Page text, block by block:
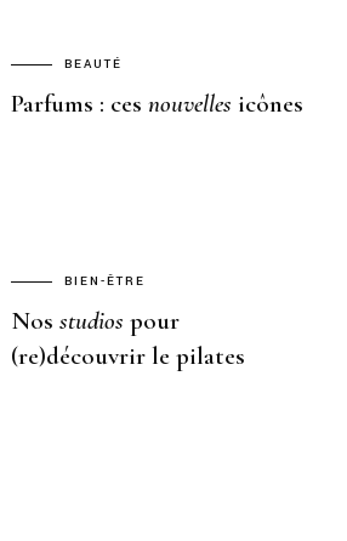
BEAUTÉ
Parfums : cesnouvelles icônes
BIEN-ÊTRE
Nosstudios pour
(re)découvrir le pilates